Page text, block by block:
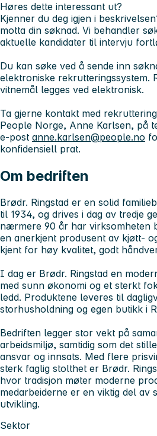
Høres dette interessant ut?
Kjenner du deg igjen i
motta din søknad. Vi behandler
aktuelle kandidater til intervju
Du kan søke ved å sende inn
elektroniske rekrutteringssystem.
vitnemål legges ved elektronisk.
Ta gjerne kontakt med
People Norge, Anne Karlsen, på
e-post anne.karlsen@people.no
konfidensiell prat.
Om bedriften
Brødr. Ringstad er en solid
til 1934, og drives i dag av tredje
nærmere 90 år har virksomheten
en anerkjent produsent av kjøtt-
kjent for høy kvalitet, godt
I dag er Brødr. Ringstad en
med sunn økonomi og et sterkt
ledd. Produktene leveres til
storhusholdning og egen butikk i
Bedriften legger stor vekt på
arbeidsmiljø, samtidig som det
ansvar og innsats. Med flere
sterk faglig stolthet er Brødr.
hvor tradisjon møter moderne
medarbeiderne er en viktig del av
utvikling.
Sektor